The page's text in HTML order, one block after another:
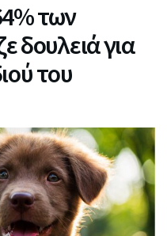
των
δουλειά για
του